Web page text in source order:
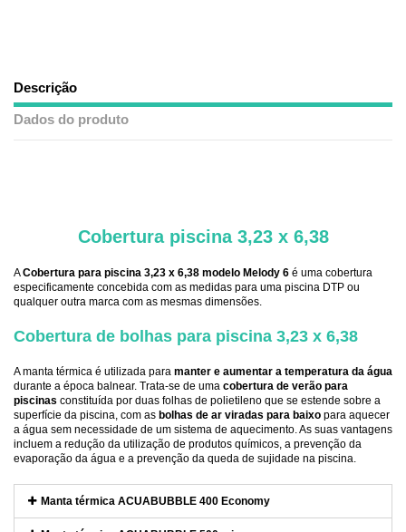
Descrição
Dados do produto
Cobertura piscina 3,23 x 6,38
ACobertura para piscina 3,23 x 6,38 modelo Melody 6 é uma cobertura
especificamente concebida com as medidas para uma piscina DTP ou
qualquer outra marca com as mesmas dimensões.
Cobertura de bolhas para piscina 3,23 x 6,38
A manta térmica é utilizada para manter e aumentar a temperatura da água
durante a época balnear. Trata-se de uma cobertura de verão para
piscinas constituída por duas folhas de polietileno que se estende sobre a
superfície da piscina, com as bolhas de ar viradas para baixo para aquecer
a água sem necessidade de um sistema de aquecimento. As suas vantagens
incluem a redução da utilização de produtos químicos, a prevenção da
evaporação da água e a prevenção da queda de sujidade na piscina.
Manta térmica ACUABUBBLE 400 Economy